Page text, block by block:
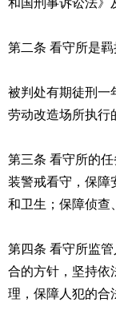
和国刑事诉讼法》
第二条 看守所是
被判处有期徒刑一
劳动改造场所执行
第三条 看守所的
装警戒看守，保障
和卫生；保障侦查
第四条 看守所监
合的方针，坚持依
理，保障人犯的合